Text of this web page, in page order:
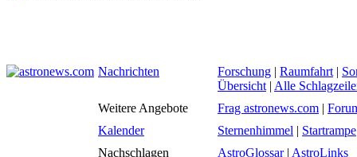
Nachrichten Forschung | Raumfahrt |
Übersicht | Alle
Weitere Angebote
Frag astronews.com |
Kalender
Sternenhimmel | Startrampe
Nachschlagen
AstroGlossar| AstroLinks